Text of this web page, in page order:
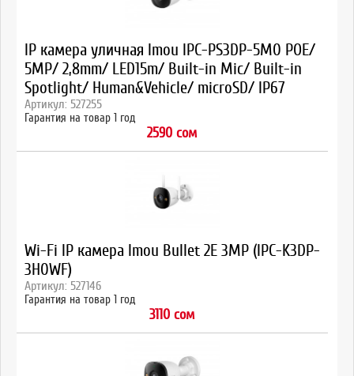
IP камера уличная Imou IPC-PS3DP-5M0 POE/
5MP/ 2,8mm/ LED15m/ Built-in Mic/ Built-in
Spotlight/ Human&Vehicle/ microSD/ IP67
Артикул: 527255
Гарантия на товар 1 год
2590 сом
Wi-Fi IP камера Imou Bullet 2E 3MP (IPC-K3DP-
3H0WF)
Артикул: 527146
Гарантия на товар 1 год
3110 сом